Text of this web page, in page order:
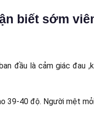
biết sớm
đầu là cảm giác đau
40 độ. Người mệt